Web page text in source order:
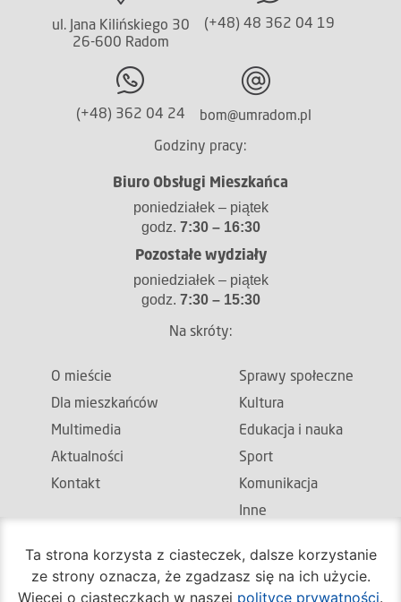
ul. Jana Kilińskiego 30
26-600 Radom
(+48) 48 362 04 19
(+48) 362 04 24 bom@umradom.pl
Godziny pracy:
Biuro Obsługi Mieszkańca
poniedziałek – piątek
godz. 7:30 – 16:30
Pozostałe wydziały
poniedziałek – piątek
godz. 7:30 – 15:30
Na skróty:
O mieście
Dla mieszkańców
Multimedia
Aktualności
Kontakt
Sprawy społeczne
Kultura
Edukacja i nauka
Sport
Komunikacja
Inne
Deklaracja dostępności
Komunikaty
Ta strona korzysta z ciasteczek, dalsze korzystanie
ze strony oznacza, że zgadzasz się na ich użycie.
Więcej o ciasteczkach w naszej polityce prywatności.